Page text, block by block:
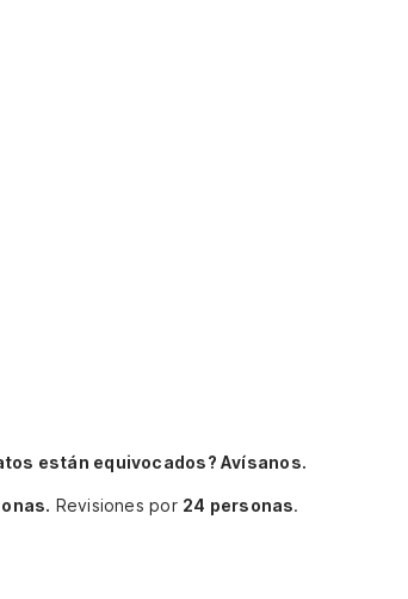
están equivocados? Avísanos.
Revisiones por 24 personas.